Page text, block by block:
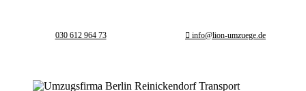
030 612 964 73 info@lion-umzuege.de